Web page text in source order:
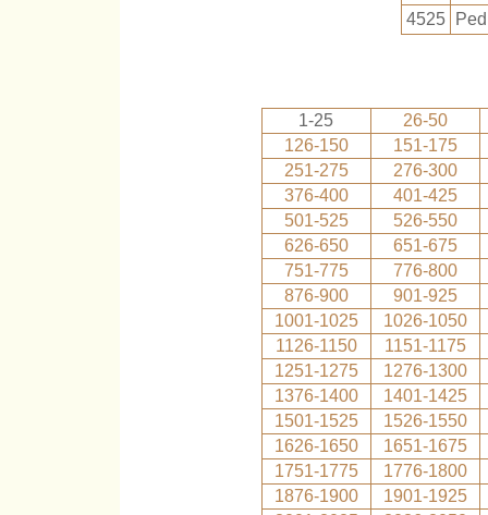
4525
1-25
26-50
126-150
151-175
251-275
276-300
376-400
401-425
501-525
526-550
626-650
651-675
751-775
776-800
876-900
901-925
1001-1025
1026-1050
1126-1150
1151-1175
1251-1275
1276-1300
1376-1400
1401-1425
1501-1525
1526-1550
1626-1650
1651-1675
1751-1775
1776-1800
1876-1900
1901-1925